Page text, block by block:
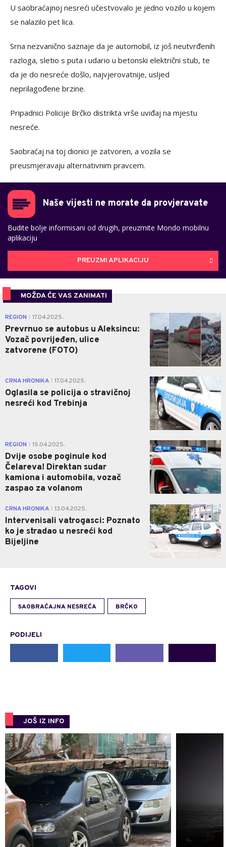
U saobraćajnoj nesreći učestvovalo je jedno vozilo u kojem
se nalazilo pet lica.
Srna nezvanično saznaje da je automobil, iz još neutvrđenih
razloga, sletio s puta i udario u betonski električni stub, te
da je do nesreće došlo, najvjerovatnije, usljed
neprilagođene brzine.
Pripadnici Policije Brčko distrikta vrše uviđaj na mjestu
nesreće.
Saobraćaj na toj dionici je zatvoren, a vozila se
preusmjeravaju alternativnim pravcem.
Naše vijesti ne morate da provjeravate
Budite bolje informisani od drugih, preuzmite Mondo mobilnu
aplikaciju
PREUZMI APLIKACIJU
MOŽDA ĆE VAS ZANIMATI
REGION 17.04.2025.
Prevrnuo se autobus u Aleksincu:
Vozač povrijeđen, ulice
zatvorene (FOTO)
0
CRNA HRONIKA 17.04.2025.
Oglasila se policija o stravičnoj
nesreći kod Trebinja
0
REGION 15.04.2025.
Dvije osobe poginule kod
Čelareva! Direktan sudar
kamiona i automobila, vozač
zaspao za volanom
0
CRNA HRONIKA 13.04.2025.
Intervenisali vatrogasci: Poznato
ko je stradao u nesreći kod
Bijeljine
0
TAGOVI
SAOBRAĆAJNA NESREĆA BRČKO
PODIJELI
JOŠ IZ INFO
0